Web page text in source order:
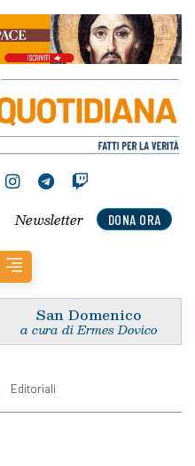
DONA ORA
Newsletter
San Domenico
a cura di Ermes Dovico
Editoriali